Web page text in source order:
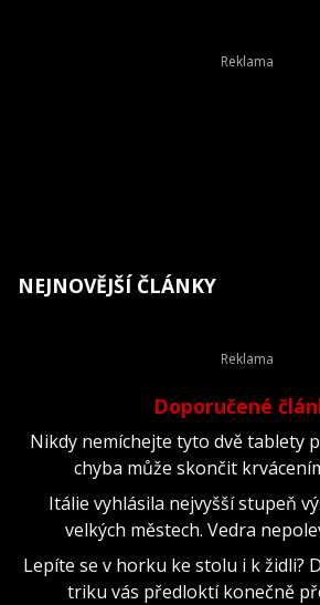
NEJNOVĚJŠÍ ČLÁNKY
Doporučené
Nikdy nemíchejte tyto dvě tablety
chyba může skončit
Itálie vyhlásila nejvyšší stupeň
velkých městech. Vedra
Lepíte se v horku ke stolu i k židli?
triku vás předloktí konečně